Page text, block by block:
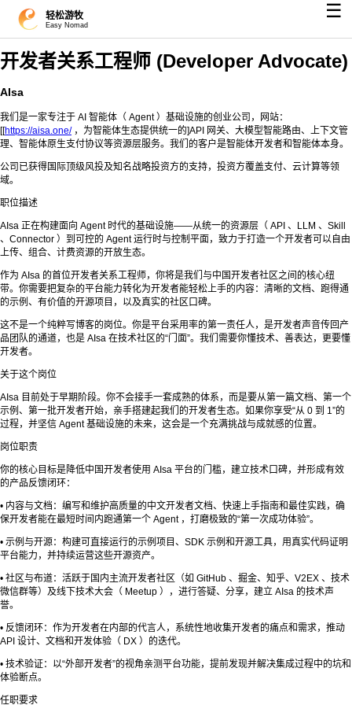
轻松游牧
Easy Nomad
☰
开发者关系工程师 (Developer Advocate)
AIsa
我们是一家专注于 AI 智能体（ Agent ）基础设施的创业公司，网站：
[[https://aisa.one/，为智能体生态提供统一的]API 网关、大模型智能路由、上下文管
理、智能体原生支付协议等资源层服务。我们的客户是智能体开发者和智能体本身。
公司已获得国际顶级风投及知名战略投资方的支持，投资方覆盖支付、云计算等领
域。
职位描述
AIsa 正在构建面向 Agent 时代的基础设施——从统一的资源层（ API 、LLM 、Skill
、Connector ）到可控的 Agent 运行时与控制平面，致力于打造一个开发者可以自由
上传、组合、计费资源的开放生态。
作为 AIsa 的首位开发者关系工程师，你将是我们与中国开发者社区之间的核心纽
带。你需要把复杂的平台能力转化为开发者能轻松上手的内容：清晰的文档、跑得通
的示例、有价值的开源项目，以及真实的社区口碑。
这不是一个纯粹写博客的岗位。你是平台采用率的第一责任人，是开发者声音传回产
品团队的通道，也是 AIsa 在技术社区的“门面”。我们需要你懂技术、善表达，更要懂
开发者。
关于这个岗位
AIsa 目前处于早期阶段。你不会接手一套成熟的体系，而是要从第一篇文档、第一个
示例、第一批开发者开始，亲手搭建起我们的开发者生态。如果你享受“从 0 到 1”的
过程，并坚信 Agent 基础设施的未来，这会是一个充满挑战与成就感的位置。
岗位职责
你的核心目标是降低中国开发者使用 AIsa 平台的门槛，建立技术口碑，并形成有效
的产品反馈闭环：
• 内容与文档：编写和维护高质量的中文开发者文档、快速上手指南和最佳实践，确
保开发者能在最短时间内跑通第一个 Agent ，打磨极致的“第一次成功体验”。
• 示例与开源：构建可直接运行的示例项目、SDK 示例和开源工具，用真实代码证明
平台能力，并持续运营这些开源资产。
• 社区与布道：活跃于国内主流开发者社区（如 GitHub 、掘金、知乎、V2EX 、技术
微信群等）及线下技术大会（ Meetup ），进行答疑、分享，建立 AIsa 的技术声
誉。
• 反馈闭环：作为开发者在内部的代言人，系统性地收集开发者的痛点和需求，推动
API 设计、文档和开发体验（ DX ）的迭代。
• 技术验证：以“外部开发者”的视角亲测平台功能，提前发现并解决集成过程中的坑和
体验断点。
任职要求